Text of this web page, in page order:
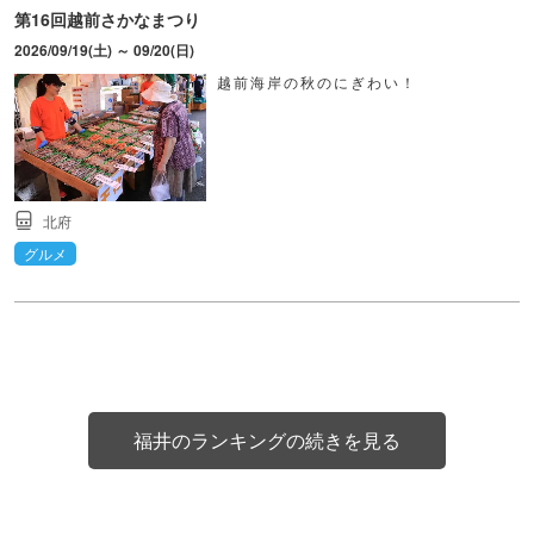
第16回越前さかなまつり
2026/09/19(土) ～ 09/20(日)
越前海岸の秋のにぎわい！
北府
グルメ
福井のランキングの続きを見る